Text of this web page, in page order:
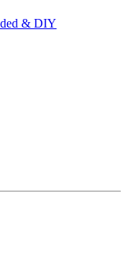
& DIY